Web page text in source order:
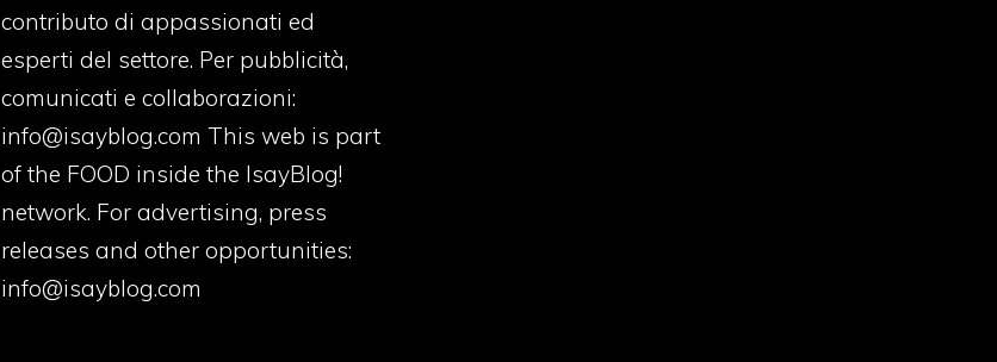
contributo di appassionati ed
esperti del settore. Per pubblicità,
comunicati e collaborazioni:
info@isayblog.com This web is part
of the FOOD inside the IsayBlog!
network. For advertising, press
releases and other opportunities:
info@isayblog.com